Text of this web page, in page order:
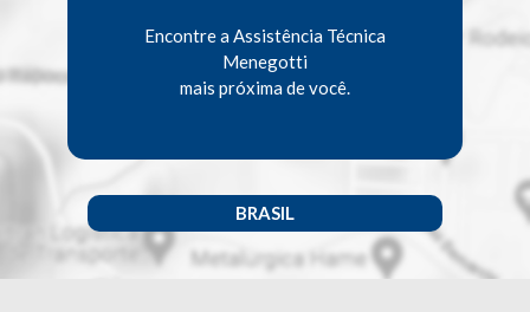
Encontre a Assistência Técnica
Menegotti
mais próxima de você.
BRASIL